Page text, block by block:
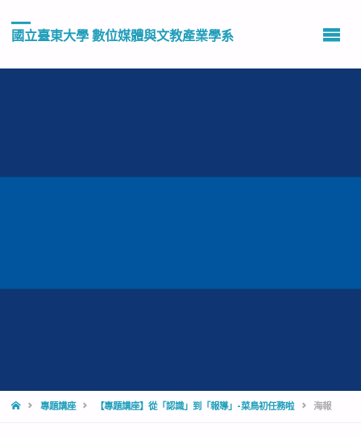
國立臺東大學 數位媒體與文教產業學系
HOME專題講座 【專題講座】從「認識」到「報導」-菜鳥初任務啦 海報